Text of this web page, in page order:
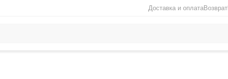
Доставка и оплатаВозврат